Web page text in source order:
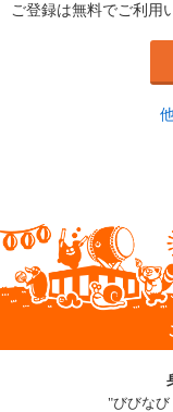
ご登録は無料でご利用
"びびなび